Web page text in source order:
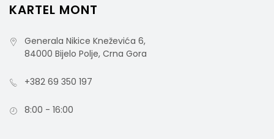
KARTEL MONT
Generala Nikice Kneževića 6,
84000 Bijelo Polje, Crna Gora
+382 69 350 197
8:00 - 16:00